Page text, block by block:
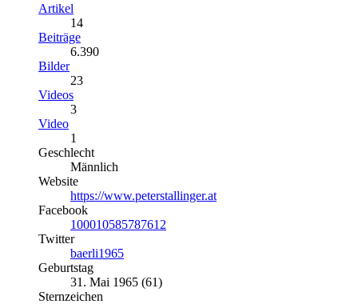
Artikel
14
Beiträge
6.390
Bilder
23
Videos
3
Video
1
Geschlecht
Männlich
Website
https://www.peterstallinger.at
Facebook
100010585787612
Twitter
baerli1965
Geburtstag
31. Mai 1965 (61)
Sternzeichen